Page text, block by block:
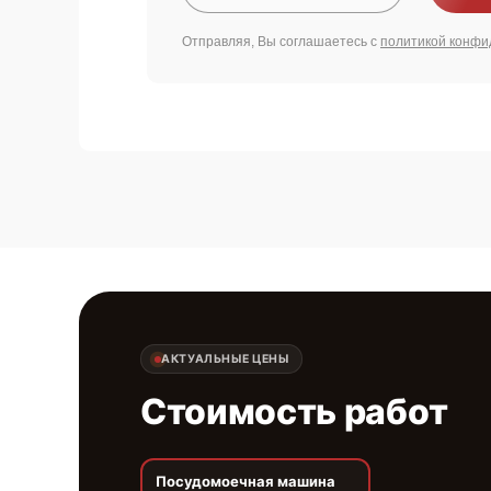
Отправляя, Вы соглашаетесь с политикой
АКТУАЛЬНЫЕ ЦЕНЫ
Стоимость работ
Посудомоечная машина